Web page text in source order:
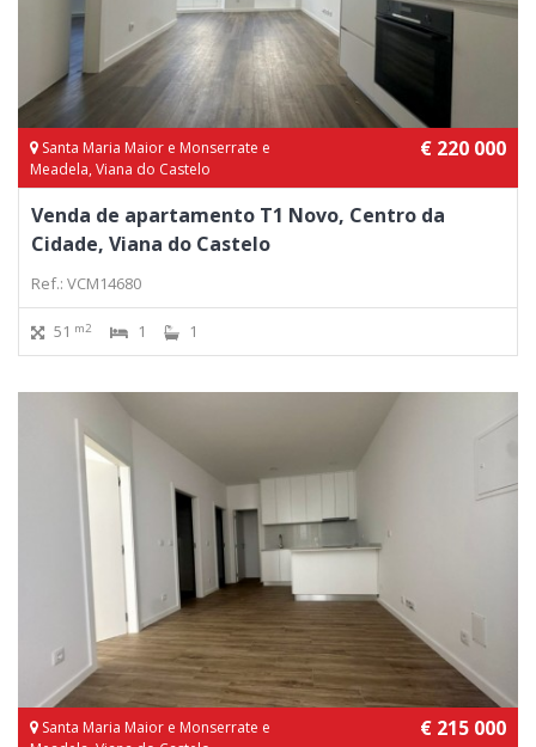
Santa Maria Maior e Monserrate e
Meadela, Viana do Castelo
€ 220 000
Venda de apartamento T1 Novo, Centro da
Cidade, Viana do Castelo
Ref.: VCM14680
51 m2 1 1
Santa Maria Maior e Monserrate e
€ 215 000